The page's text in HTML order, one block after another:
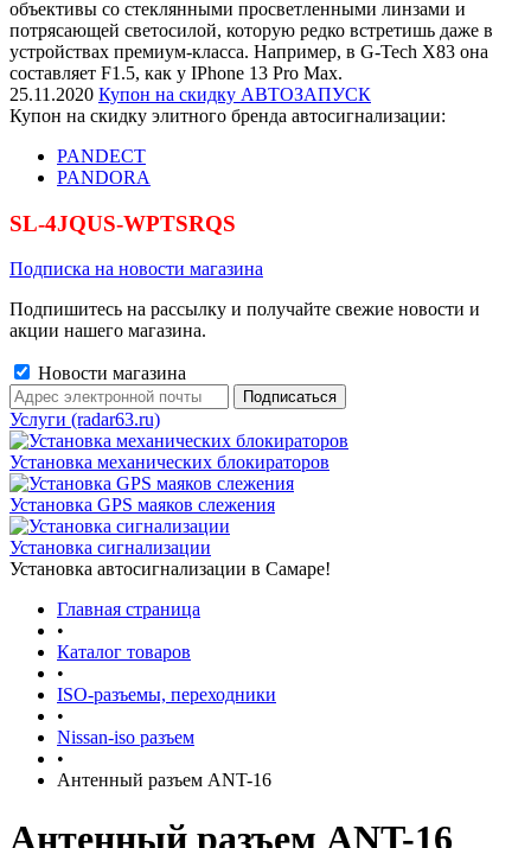
объективы со стеклянными просветленными линзами и
потрясающей светосилой, которую редко встретишь даже в
устройствах премиум-класса. Например, в G-Tech X83 она
составляет F1.5, как у IPhone 13 Pro Max.
25.11.2020 Купон на скидку АВТОЗАПУСК
Купон на скидку элитного бренда автосигнализации:
PANDECT
PANDORA
SL-4JQUS-WPTSRQS
Подписка на новости магазина
Подпишитесь на рассылку и получайте свежие новости и
акции нашего магазина.
Новости магазина
Услуги (radar63.ru)
Установка механических блокираторов
Установка GPS маяков слежения
Установка сигнализации
Установка автосигнализации в Самаре!
Главная страница
•
Каталог товаров
•
ISO-разъемы, переходники
•
Nissan-iso разъем
•
Антенный разъем ANT-16
Антенный разъем ANT-16